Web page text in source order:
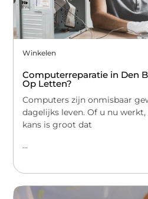
Winkelen
Computerreparatie in Den
Op Letten?
Computers zijn onmisbaar
dagelijks leven. Of u nu
kans is groot dat
...